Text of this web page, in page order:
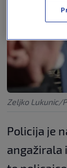
Zeljko Lukunic/
Policija je
angažirala